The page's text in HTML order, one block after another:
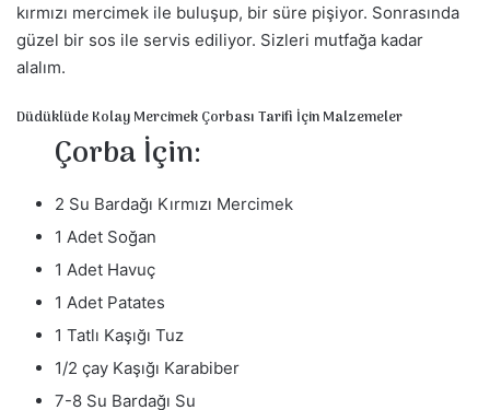
ö
n
r
m
k
kırmızı mercimek ile buluşup, bir süre pişiyor. Sonrasında
güzel bir sos ile servis ediliyor. Sizleri mutfağa kadar
alalım.
Düdüklüde Kolay Mercimek Çorbası Tarifi İçin Malzemeler
Çorba İçin:
2 Su Bardağı Kırmızı Mercimek
1 Adet Soğan
1 Adet Havuç
1 Adet Patates
1 Tatlı Kaşığı Tuz
1/2 çay Kaşığı Karabiber
7-8 Su Bardağı Su